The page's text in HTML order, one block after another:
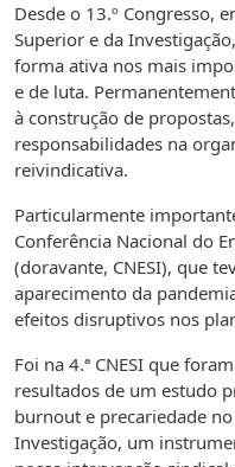
Desde o 13.º Congresso,
Superior e da
forma ativa nos mais
e de luta.
à construção de
responsabilidades na
reivindicativa.
Particularmente
Conferência Nacional do
(doravante, CNESI), que
aparecimento da
efeitos disruptivos nos
Foi na 4.ª CNESI que
resultados de um estudo
burnout e precariedade
Investigação, um